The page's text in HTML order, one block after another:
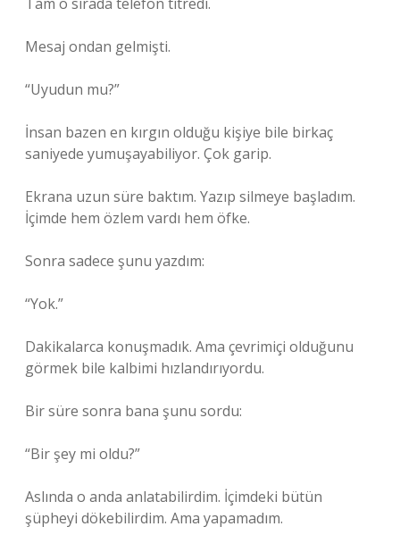
Mesaj ondan gelmişti.
“Uyudun mu?”
İnsan bazen en kırgın olduğu kişiye bile birkaç
saniyede yumuşayabiliyor. Çok garip.
Ekrana uzun süre baktım. Yazıp silmeye başladım.
İçimde hem özlem vardı hem öfke.
Sonra sadece şunu yazdım:
“Yok.”
Dakikalarca konuşmadık. Ama çevrimiçi olduğunu
görmek bile kalbimi hızlandırıyordu.
Bir süre sonra bana şunu sordu:
“Bir şey mi oldu?”
Aslında o anda anlatabilirdim. İçimdeki bütün
şüpheyi dökebilirdim. Ama yapamadım.